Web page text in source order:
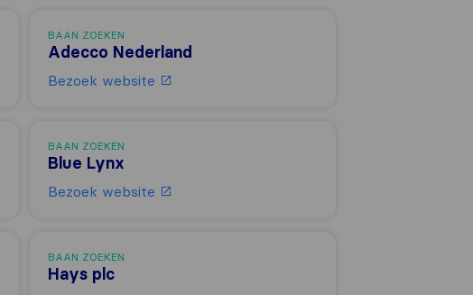
BAAN ZOEKEN
Adecco Nederland
Bezoek website
BAAN ZOEKEN
Blue Lynx
Bezoek website
BAAN ZOEKEN
Hays plc